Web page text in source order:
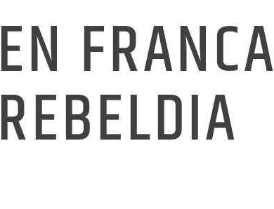
EN FRANCA
REBELDIA